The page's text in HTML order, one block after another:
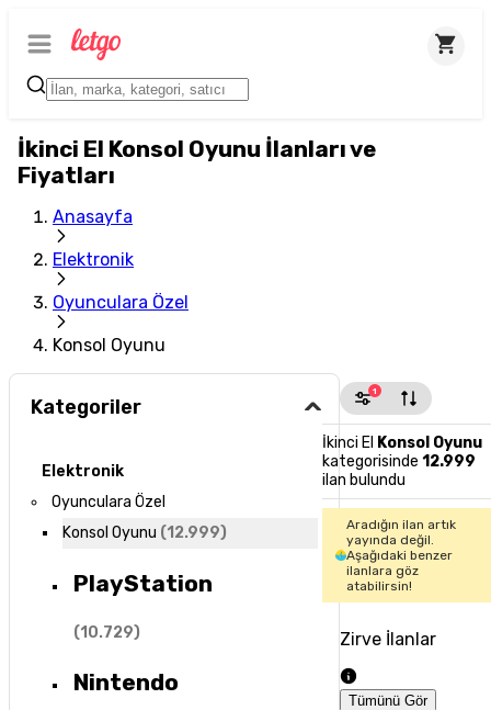
İkinci El Konsol Oyunu İlanları ve
Fiyatları
Anasayfa
Elektronik
Oyunculara Özel
Konsol Oyunu
Kategoriler
Elektronik
Oyunculara Özel
Konsol Oyunu (12.999)
PlayStation
(10.729)
Nintendo
1
İkinci El Konsol Oyunu
kategorisinde 12.999
ilan bulundu
Aradığın ilan artık
yayında değil.
Aşağıdaki benzer
ilanlara göz
atabilirsin!
Zirve İlanlar
Tümünü Gör